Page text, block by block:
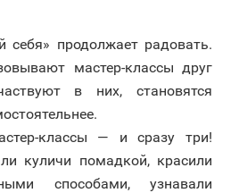
себя» продолжает радовать.
мастер-классы друг
в них, становятся
классы — и сразу три!
куличи помадкой, красили
способами, узнавали